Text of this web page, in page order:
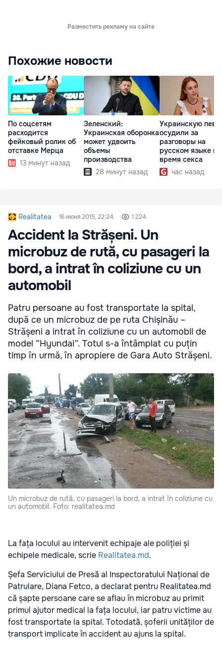
Разместить рекламу на сайте
Похожие новости
По соцсетям
расходится
фейковый ролик об
отставке Мерца
13 минут назад
Зеленский:
Украинская оборонка
может удвоить
объемы
производства
28 минут назад
Украинскую
осудили за
разговоры на
русском языке во
время секса
час назад
Realitatea 16 июня 2015, 22:24 1 224
Accident la Strășeni. Un
microbuz de rută, cu pasageri la
bord, a intrat în coliziune cu un
automobil
Patru persoane au fost transportate la spital,
după ce un microbuz de pe ruta Chișinău –
Strășeni a intrat în coliziune cu un automobil de
model ”Hyundai”. Totul s-a întâmplat cu puțin
timp în urmă, în apropiere de Gara Auto Strășeni.
Un microbuz de rută, cu pasageri la bord, a intrat în coliziune cu
un automobil. Foto: realitatea.md
La fața locului au intervenit echipaje ale poliției și
echipele medicale, scrie Realitatea.md.
Șefa Serviciului de Presă al Inspectoratului Național de
Patrulare, Diana Fetco, a declarat pentru Realitatea.md
că șapte persoane care se aflau în microbuz au primit
primul ajutor medical la fața locului, iar patru victime au
fost transportate la spital. Totodată, șoferii unităților de
transport implicate în accident au ajuns la spital.